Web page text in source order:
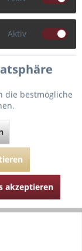
weiche
BH wird ohne
zusätzlichen...
Aktiv
die bestmögliche
akzeptieren